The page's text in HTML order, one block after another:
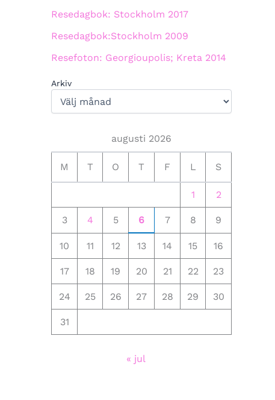
Resedagbok: Stockholm 2017
Resedagbok:Stockholm 2009
Resefoton: Georgioupolis; Kreta 2014
Arkiv
augusti 2026
M T O T F L S
1 2
3 4 5 6 7 8 9
10 11 12 13 14 15 16
17 18 19 20 21 22 23
24 25 26 27 28 29 30
31
« jul